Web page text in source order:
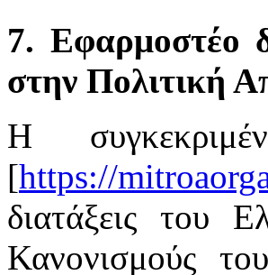
7. Εφαρμοστέο
στην Πολιτική
Η
[https://
διατάξεις του
Κανονισμούς